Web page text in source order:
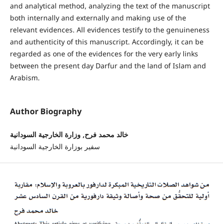
and analytical method, analyzing the text of the manuscript
both internally and externally and making use of the
relevant evidences. All evidences testify to the genuineness
and authenticity of this manuscript. Accordingly, it can be
regarded as one of the evidences for the very early links
between the present day Darfur and the land of Islam and
Arabism.
Author Biography
خالد محمد فرح, وزارة الخارجية السودانية
سفير بوزارة الخارجية السودانية